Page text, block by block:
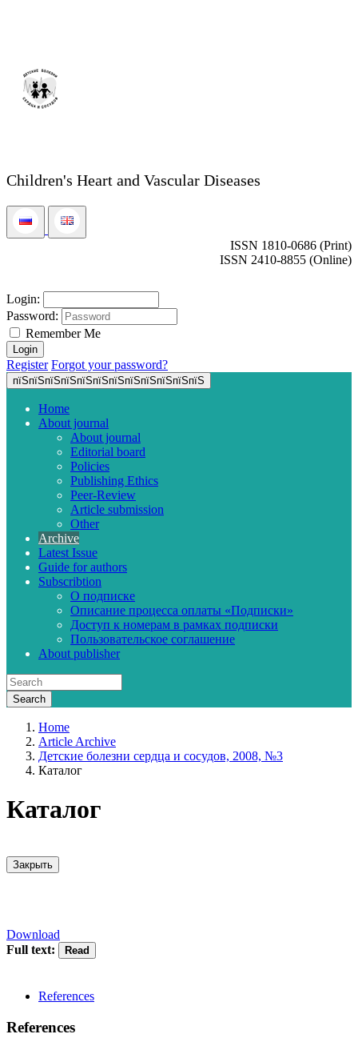
Children's Heart and Vascular Diseases
ISSN 1810-0686 (Print)
ISSN 2410-8855 (Online)
Login:
Password:
Remember Me
Register Forgot your password?
пїЅпїЅпїЅпїЅпїЅпїЅпїЅпїЅпїЅпїЅпїЅпїЅ
Home
About journal
About journal
Editorial board
Policies
Publishing Ethics
Peer-Review
Article submission
Other
Archive
Latest Issue
Guide for authors
Subscribtion
О подписке
Описание процесса оплаты «Подписки»
Доступ к номерам в рамках подписки
Пользовательское соглашение
About publisher
Home
Article Archive
Детские болезни сердца и сосудов, 2008, №3
Каталог
Каталог
Закрыть
Download
Full text:
References
References